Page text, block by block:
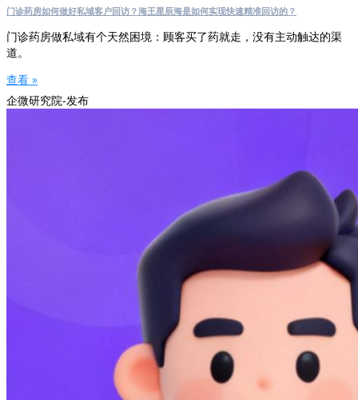
门诊药房如何做好私域客户回访？海王星辰海是如何实现快速精准回访的？
门诊药房做私域有个天然困境：顾客买了药就走，没有主动触达的渠
道。
查看 »
企微研究院-发布